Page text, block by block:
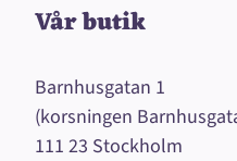
Vår butik
Barnhusgatan 1
(korsningen
111 23 Stockholm